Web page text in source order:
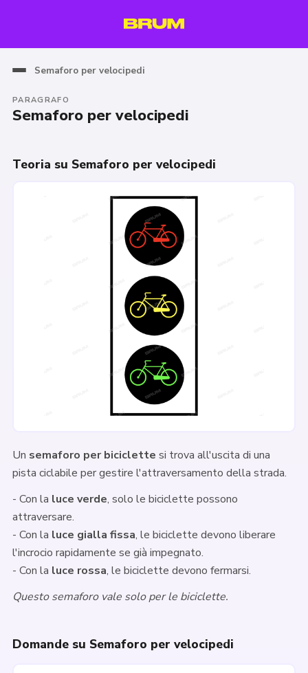
Semaforo per velocipedi
PARAGRAFO
Semaforo per velocipedi
Teoria su Semaforo per velocipedi
Un semaforo per biciclette si trova all'uscita di una
pista ciclabile per gestire l'attraversamento della strada.
- Con la luce verde, solo le biciclette possono
attraversare.
- Con la luce gialla fissa, le biciclette devono liberare
l'incrocio rapidamente se già impegnato.
- Con la luce rossa, le biciclette devono fermarsi.
Questo semaforo vale solo per le biciclette.
Domande su Semaforo per velocipedi